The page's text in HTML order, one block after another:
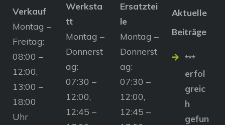
Verkauf
Montag –
Freitag:
08:00 –
12:00,
13:00 –
18:00
Uhr
Werksta
tt
Montag –
Donnerst
ag:
07:30 –
12:00,
12:45 –
Ersatztei
le
Montag –
Donnerst
ag:
07:30 –
12:00,
12:45 –
Aktuelle
Beiträge
***
erfol
greic
h
gefun